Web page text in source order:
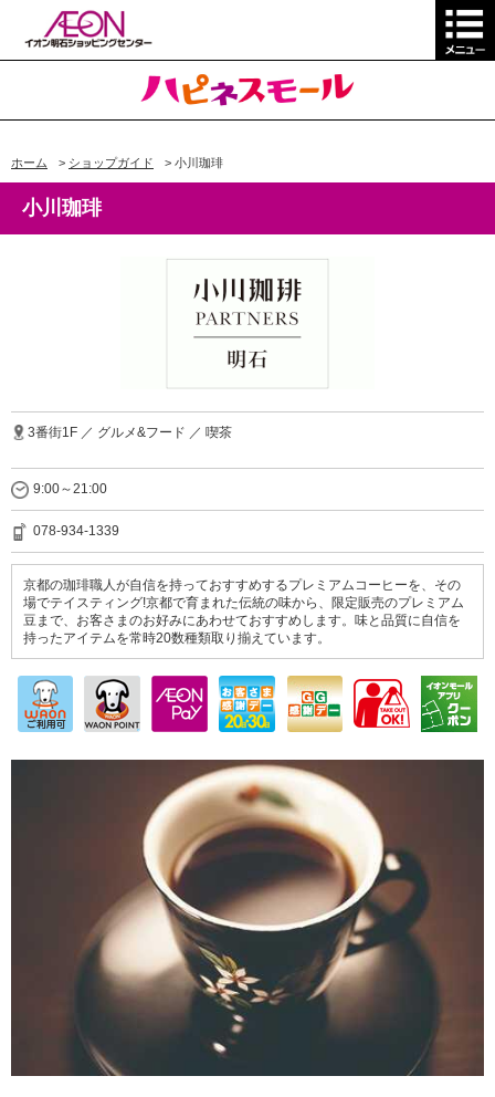
ホーム > ショップガイド > 小川珈琲
小川珈琲
3番街1F ／ グルメ&フード ／ 喫茶
9:00～21:00
078-934-1339
京都の珈琲職人が自信を持っておすすめするプレミアムコーヒーを、その
場でテイスティング!京都で育まれた伝統の味から、限定販売のプレミアム
豆まで、お客さまのお好みにあわせておすすめします。味と品質に自信を
持ったアイテムを常時20数種類取り揃えています。